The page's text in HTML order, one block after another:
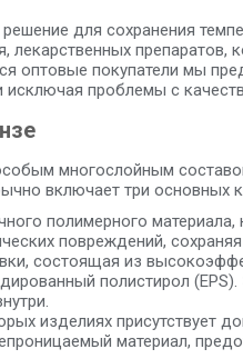
для сохранения
препаратов,
оптовые покупатели мы
исключая проблемы с
многослойным
включает три основных
полимерного
повреждений,
состоящая из
полистирол
изделиях присутствует
материал,